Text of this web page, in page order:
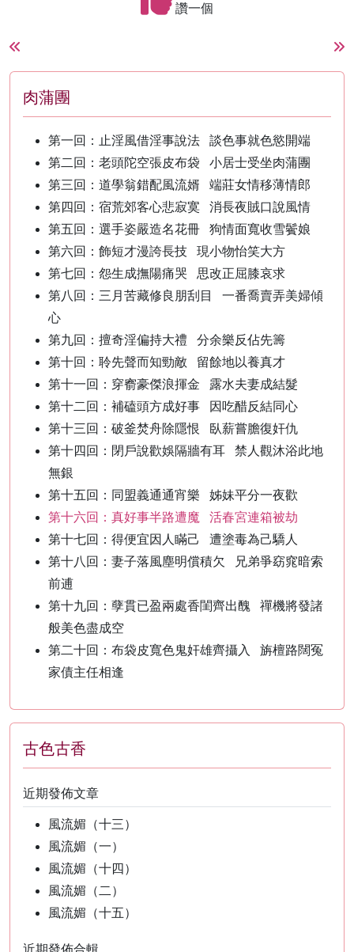
讚一個
肉蒲團
第一回：止淫風借淫事說法 談色事就色慾開端
第二回：老頭陀空張皮布袋 小居士受坐肉蒲團
第三回：道學翁錯配風流婿 端莊女情移薄情郎
第四回：宿荒郊客心悲寂寞 消長夜賊口說風情
第五回：選手姿嚴造名花冊 狗情面寬收雪鬢娘
第六回：飾短才漫誇長技 現小物怡笑大方
第七回：怨生成撫陽痛哭 思改正屈膝哀求
第八回：三月苦藏修良朋刮目 一番喬賣弄美婦傾
心
第九回：擅奇淫偏持大禮 分余樂反佔先籌
第十回：聆先聲而知勁敵 留餘地以養真才
第十一回：穿窬豪傑浪揮金 露水夫妻成結髮
第十二回：補磕頭方成好事 因吃醋反結同心
第十三回：破釜焚舟除隱恨 臥薪嘗膽復奸仇
第十四回：閉戶說歡娛隔牆有耳 禁人觀沐浴此地
無銀
第十五回：同盟義通通宵樂 姊妹平分一夜歡
第十六回：真好事半路遭魔 活春宮連箱被劫
第十七回：得便宜因人瞞己 遭塗毒為己驕人
第十八回：妻子落風塵明償積欠 兄弟爭窈窕暗索
前逋
第十九回：孽貫已盈兩處香閨齊出醜 禪機將發諸
般美色盡成空
第二十回：布袋皮寬色鬼奸雄齊攝入 旃檀路闊冤
家債主任相逢
古色古香
近期發佈文章
風流媚（十三）
風流媚（一）
風流媚（十四）
風流媚（二）
風流媚（十五）
近期發佈合輯